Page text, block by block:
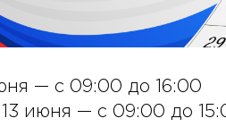
— с 09:00 до 16:00
13 июня — с 09:00 до